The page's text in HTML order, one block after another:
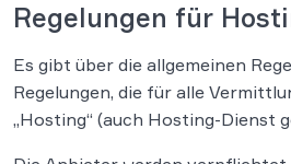
Regelungen für
Es gibt über die allgemeinen
Regelungen, die für alle
„Hosting“ (auch Hosting-Dienst